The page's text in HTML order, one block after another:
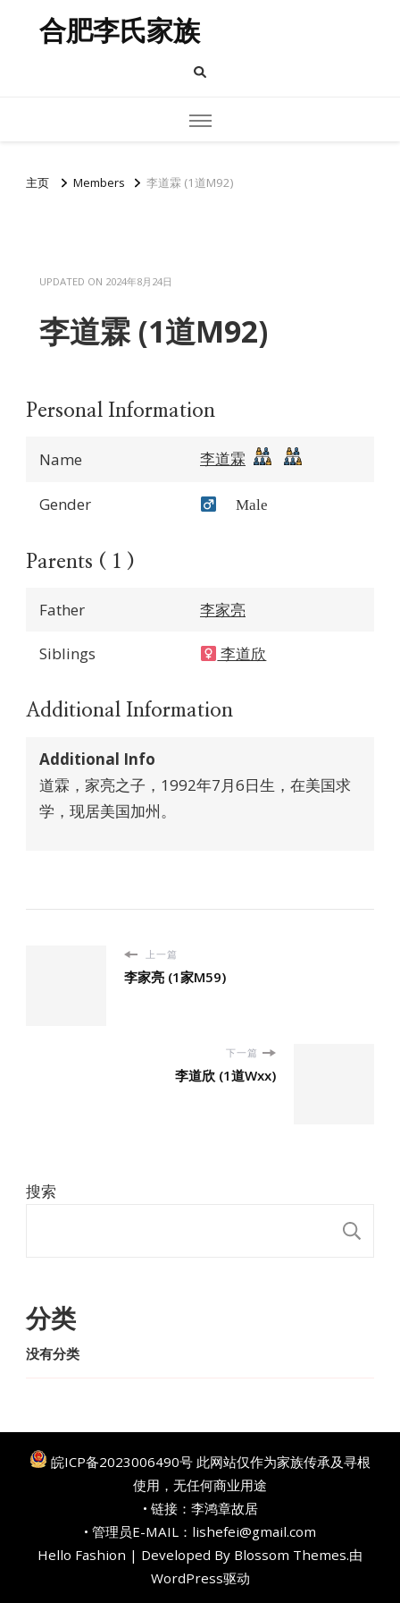
合肥李氏家族
主页 Members 李道霖 (1道M92)
UPDATED ON 2024年8月24日
李道霖 (1道M92)
Personal Information
Name 李道霖
Gender Male
Parents ( 1 )
Father 李家亮
Siblings 李道欣
Additional Information
Additional Info
道霖，家亮之子，1992年7月6日生，在美国求
学，现居美国加州。
上一篇
李家亮 (1家M59)
下一篇
李道欣 (1道Wxx)
搜索
分类
没有分类
皖ICP备2023006490号 此网站仅作为家族传承及寻根
使用，无任何商业用途
• 链接： 李鸿章故居
• 管理员E-MAIL：lishefei@gmail.com
Hello Fashion | Developed By Blossom Themes.由
WordPress驱动